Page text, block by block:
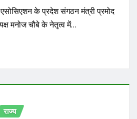
एसोसिएशन के प्रदेश संगठन मंत्री प्रमोद
मनोज चौबे के नेतृत्व में…
राज्य